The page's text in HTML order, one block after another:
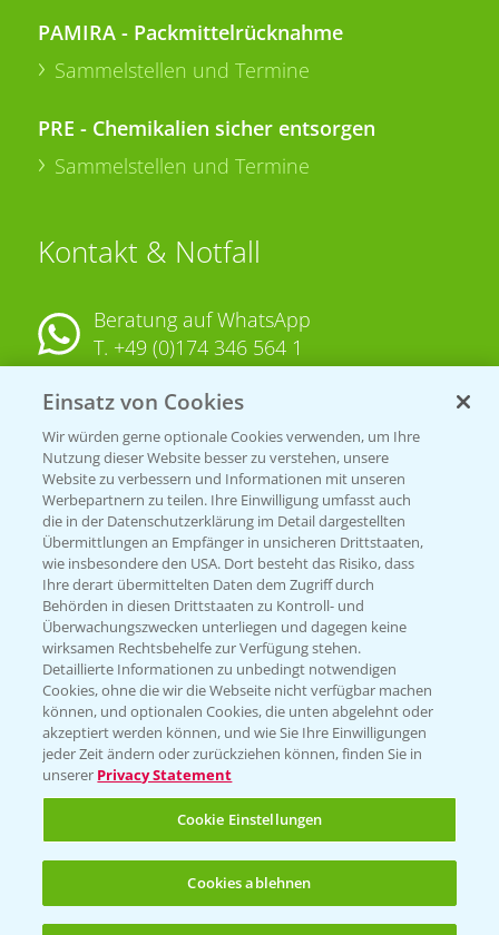
PAMIRA - Packmittelrücknahme
Sammelstellen und Termine
PRE - Chemikalien sicher entsorgen
Sammelstellen und Termine
Kontakt & Notfall
Beratung auf WhatsApp
T. +49 (0)174 346 564 1
KONTAKT
Hilfe in Notfällen
T.+49 (0)214/30-20220
Folgen Sie uns
Allgemeine Nutzungsbedingungen
Datenschutzerklärung
Impressum
Gebrauchshinweise
Einsatz von Cookies
Wir würden gerne optionale Cookies verwenden, um Ihre
Nutzung dieser Website besser zu verstehen, unsere
Website zu verbessern und Informationen mit unseren
Werbepartnern zu teilen. Ihre Einwilligung umfasst auch
die in der Datenschutzerklärung im Detail dargestellten
Übermittlungen an Empfänger in unsicheren Drittstaaten,
wie insbesondere den USA. Dort besteht das Risiko, dass
Ihre derart übermittelten Daten dem Zugriff durch
Behörden in diesen Drittstaaten zu Kontroll- und
Überwachungszwecken unterliegen und dagegen keine
wirksamen Rechtsbehelfe zur Verfügung stehen.
Detaillierte Informationen zu unbedingt notwendigen
Cookies, ohne die wir die Webseite nicht verfügbar machen
können, und optionalen Cookies, die unten abgelehnt oder
akzeptiert werden können, und wie Sie Ihre Einwilligungen
jeder Zeit ändern oder zurückziehen können, finden Sie in
unserer Privacy Statement
Cookie Einstellungen
Cookies ablehnen